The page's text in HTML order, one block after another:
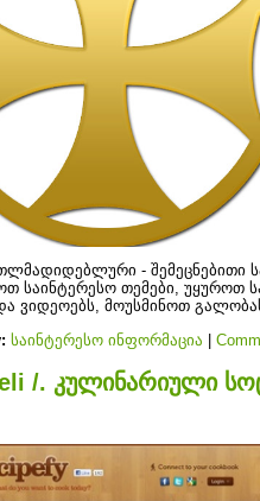
- შემეცნებითი
საინტერესო თემები, უყუროთ
ვიდეოებს, მოუსმინოთ
საინტერესო ინფორმაცია
/. კულინარიული